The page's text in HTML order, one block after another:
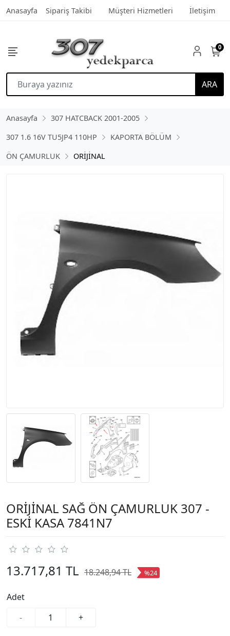
Anasayfa Sipariş Takibi Müşteri Hizmetleri İletişim
ARA
0
Anasayfa
307 HATCBACK 2001-2005
307 1.6 16V TU5JP4 110HP
KAPORTA BÖLÜM
ÖN ÇAMURLUK
ORİJİNAL
ORİJİNAL SAĞ ÖN ÇAMURLUK 307 -
ESKİ KASA 7841N7
13.717,81 TL 18.248,94 TL %24
Adet
-
+